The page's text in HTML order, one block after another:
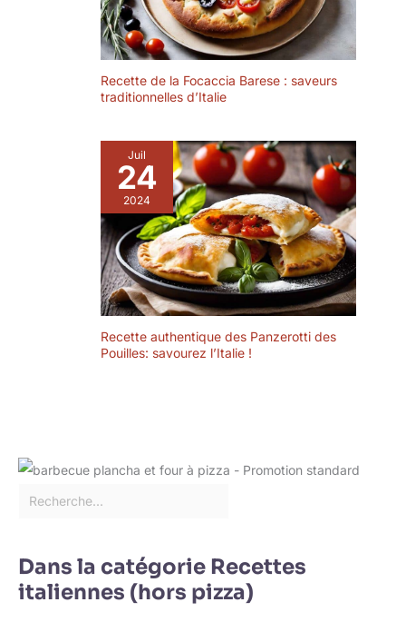
d’accessoires de
table du marché
Entreprise familiale
depuis plus de 40
ans, On a
développé pour nos
monde plusieurs
marques qui
suivent les
tendances, sont
innovantes et
offrent un bon
rapport qualité/prix,
telles que Martha
Stewart, Sur La
Table, Crock-Pot,
Babish, Spice by Tia
Mowry, Kenmore,
Entièrement émaillé
jusqu'au dessous du
sol - Capacité
MAMBOCAT TON-
gamme Cazuela de
bols en argile, plats à
gratin et plats de
service - Avec
couvercle - Cocotte
en argile - Avec
couvercle - Pour
cocottes, chopes en
liqueur
Recette de la Focaccia Barese : saveurs
traditionnelles d’Italie
Juil
24
2024
Recette authentique des Panzerotti des
Pouilles: savourez l’Italie !
Dans la catégorie Recettes
italiennes (hors pizza)